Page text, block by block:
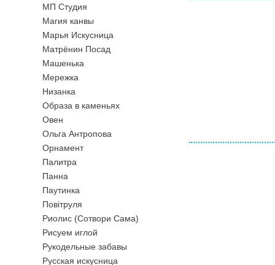
МП Студия
Магия канвы
Марья Искусница
Матрёнин Посад
Машенька
Мережка
Низанка
Образа в каменьях
Овен
Ольга Антропова
Орнамент
Палитра
Панна
Паутинка
Повiтруля
Риолис (Сотвори Сама)
Рисуем иглой
Рукодельные забавы
Русская искусница